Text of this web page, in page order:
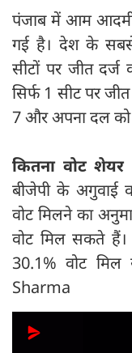
पंजाब में आम आदमी
गई है। देश के सबसे
सीटों पर जीत
सिर्फ 1 सीट पर जीत
7 और अपना दल को
कितना वोट शेयर
बीजेपी के अगुवाई
वोट मिलने का
वोट मिल सकते
30.1% वोट
Sharma